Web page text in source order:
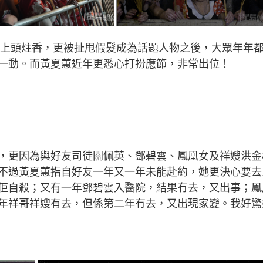
頭炷香，更被扯甩假髮成為話題人物之後，大眾年年
。而黃夏蕙近年更悉心打扮應節，非常出位！
更因為與好友司徒關佩英、鄧碧雲、鳳凰女及祥嫂洪
過黃夏蕙指自好友一年又一年未能赴約，她更決心要
自殺；又有一年鄧碧雲入醫院，結果冇去，又出事；
祥哥祥嫂有去，但係第二年冇去，又出現家變。我好